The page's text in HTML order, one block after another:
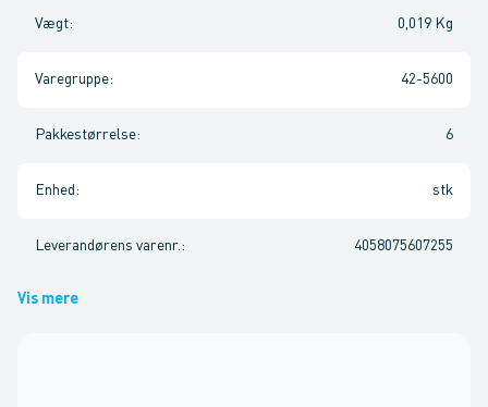
Vægt: 0,019 Kg
Varegruppe: 42-5600
Pakkestørrelse: 6
Enhed : stk
Leverandørens varenr. : 4058075607255
Vis mere